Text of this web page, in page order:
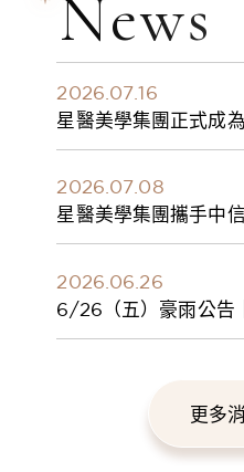
News
2026.07.16
星醫美學集團正式成
入劑」台灣獨家總代
2026.07.08
星醫美學集團攜手中
學人才新標準 建構健
2026.06.26
6/26（五）豪雨公告
更多